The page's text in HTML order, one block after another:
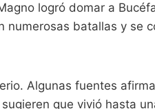
logró domar a
numerosas batallas y se
Algunas fuentes
que vivió hasta